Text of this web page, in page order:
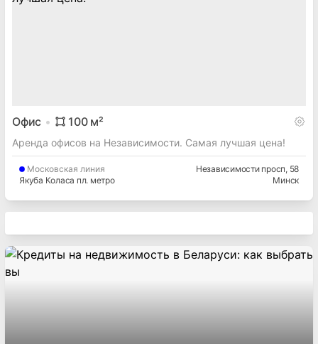
Офис 100м²
Аренда офисов на Независимости. Самая лучшая цена!
Московская линия
Якуба Коласа пл. метро
Независимости просп, 58
Минск